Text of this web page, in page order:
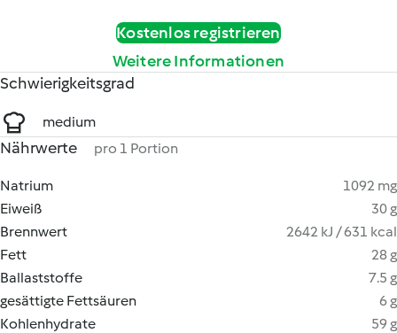
Kostenlos registrieren
Weitere Informationen
Schwierigkeitsgrad
medium
Nährwerte pro 1 Portion
Natrium
1092 mg
Eiweiß
30 g
Brennwert
2642 kJ / 631 kcal
Fett
28 g
Ballaststoffe
7.5 g
gesättigte Fettsäuren
6 g
Kohlenhydrate
59 g